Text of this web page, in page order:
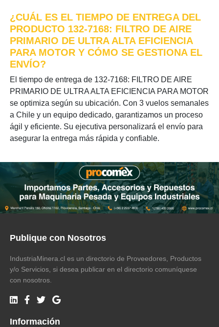
¿CUÁL ES EL TIEMPO DE ENTREGA DEL
PRODUCTO 132-7168: FILTRO DE AIRE
PRIMARIO DE ULTRA ALTA EFICIENCIA
PARA MOTOR Y CÓMO SE GESTIONA EL
ENVÍO?
El tiempo de entrega de 132-7168: FILTRO DE AIRE
PRIMARIO DE ULTRA ALTA EFICIENCIA PARA MOTOR
se optimiza según su ubicación. Con 3 vuelos semanales
a Chile y un equipo dedicado, garantizamos un proceso
ágil y eficiente. Su ejecutiva personalizará el envío para
asegurar la entrega más rápida y confiable.
Publique con Nosotros
IndustriaMinera.cl es un directorio de Proveedores, Productos
y/o Servicios, si desea publicar en el directorio comuníquese
con nosotros.
Información